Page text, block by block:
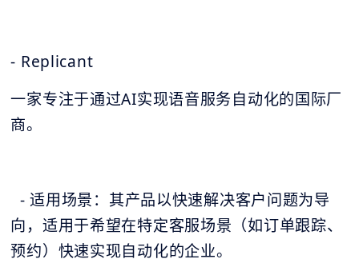
- Replicant
一家专注于通过AI实现语音服务自动化的国际厂
商。
- 适用场景：其产品以快速解决客户问题为导
向，适用于希望在特定客服场景（如订单跟踪、
预约）快速实现自动化的企业。